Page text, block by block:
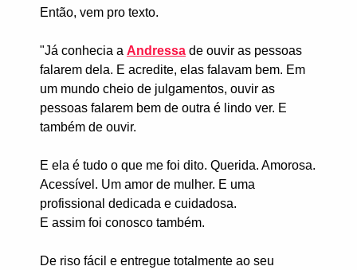
Então, vem pro texto.
"Já conhecia a Andressa de ouvir as pessoas
falarem dela. E acredite, elas falavam bem. Em
um mundo cheio de julgamentos, ouvir as
pessoas falarem bem de outra é lindo ver. E
também de ouvir.
E ela é tudo o que me foi dito. Querida. Amorosa.
Acessível. Um amor de mulher. E uma
profissional dedicada e cuidadosa.
E assim foi conosco também.
De riso fácil e entregue totalmente ao seu